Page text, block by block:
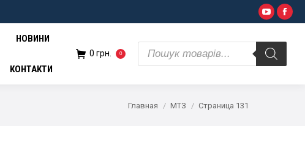
НОВИНИ
КОНТАКТИ
0грн. 0
Поиск
товаров
Главная МТЗ Страница 131
товаров